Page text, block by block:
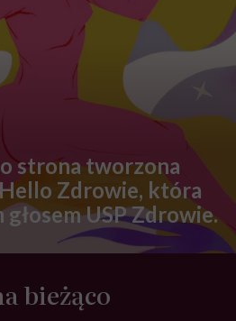
strona tworzona
Zdrowie, która
USP Zdrowie.
bieżąco